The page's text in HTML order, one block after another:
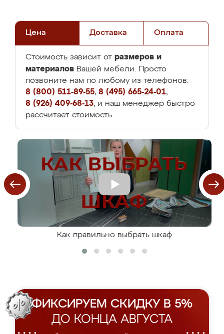
Цена Доставка Оплата
Стоимость зависит от размеров и
материалов Вашей мебели. Просто
позвоните нам по любому из телефонов:
8 (800) 511-89-55, 8 (495) 665-24-01,
8 (926) 409-68-13, и наш менеджер быстро
рассчитает стоимость.
Как правильно выбрать шкаф
ФИКСИРУЕМ СКИДКУ В 5%
ДО КОНЦА АВГУСТА